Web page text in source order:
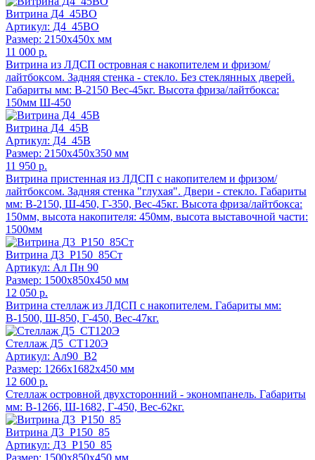
Витрина Д4_45ВО
Артикул: Д4_45ВО
Размер: 2150x450x мм
11 000 р.
Витрина из ЛДСП островная с накопителем и фризом/
лайтбоксом. Задняя стенка - стекло. Без стеклянных дверей.
Габариты мм: В-2150 Вес-45кг. Высота фриза/лайтбокса:
150мм Ш-450
Витрина Д4_45В
Артикул: Д4_45В
Размер: 2150x450x350 мм
11 950 р.
Витрина пристенная из ЛДСП с накопителем и фризом/
лайтбоксом. Задняя стенка "глухая". Двери - стекло. Габариты
мм: В-2150, Ш-450, Г-350, Вес-45кг. Высота фриза/лайтбокса:
150мм, высота накопителя: 450мм, высота выставочной части:
1500мм
Витрина Д3_Р150_85Ст
Артикул: Ал Пн 90
Размер: 1500x850x450 мм
12 050 р.
Витрина стеллаж из ЛДСП с накопителем. Габариты мм:
В-1500, Ш-850, Г-450, Вес-47кг.
Стеллаж Д5_СТ120Э
Артикул: Ал90_В2
Размер: 1266x1682x450 мм
12 600 р.
Стеллаж островной двухсторонний - экономпанель. Габариты
мм: В-1266, Ш-1682, Г-450, Вес-62кг.
Витрина Д3_Р150_85
Артикул: Д3_Р150_85
Размер: 1500x850x450 мм